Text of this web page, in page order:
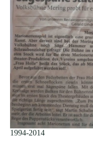
1994-2014